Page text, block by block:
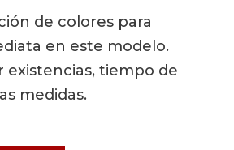
de colores para
en este modelo.
tiempo de
medidas.